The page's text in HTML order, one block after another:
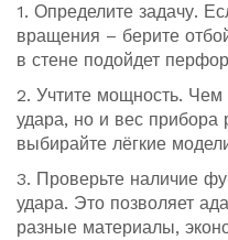
1. Определите задачу.
вращения – берите
в стене подойдет
2. Учтите мощность.
удара, но и вес прибора
выбирайте лёгкие
3. Проверьте наличие
удара. Это позволяет
разные материалы,